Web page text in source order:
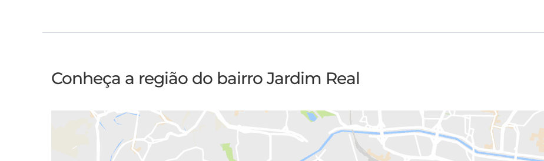
Conheça a região do bairro Jardim Real